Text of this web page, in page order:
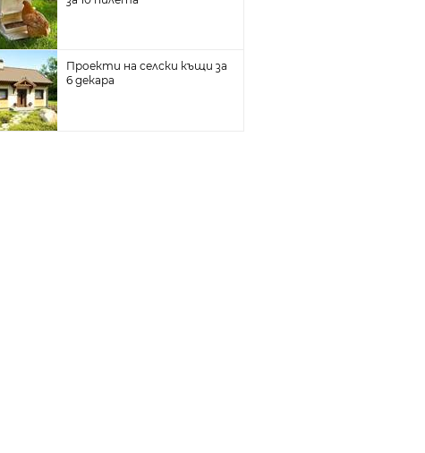
Проекти на селски къщи за
6 декара